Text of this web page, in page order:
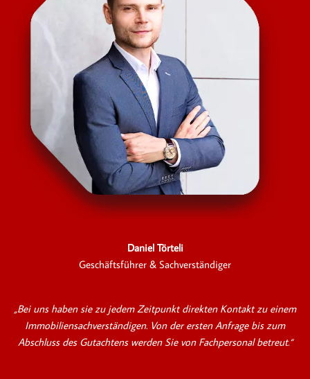
Daniel Törteli
Geschäftsführer & Sachverständiger
„Bei uns haben sie zu jedem Zeitpunkt direkten Kontakt zu einem
Immobiliensachverständigen. Von der ersten Anfrage bis zum
Abschluss des Gutachtens werden Sie von Fachpersonal betreut.“